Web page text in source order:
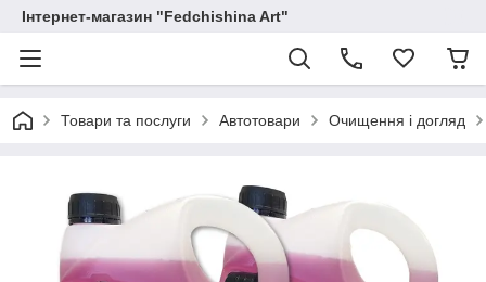
Інтернет-магазин "Fedchishina Art"
Товари та послуги Автотовари Очищення і догляд